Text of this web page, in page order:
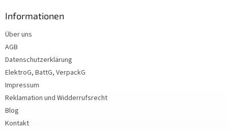
Informationen
Über uns
AGB
Datenschutzerklärung
ElektroG, BattG, VerpackG
Impressum
Reklamation und Widderrufsrecht
Blog
Kontakt